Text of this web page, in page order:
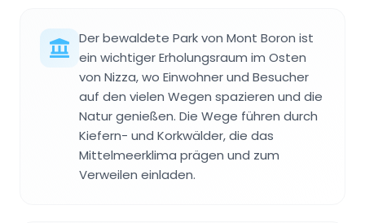
Der bewaldete Park von Mont Boron ist
ein wichtiger Erholungsraum im Osten
von Nizza, wo Einwohner und Besucher
auf den vielen Wegen spazieren und die
Natur genießen. Die Wege führen durch
Kiefern- und Korkwälder, die das
Mittelmeerklima prägen und zum
Verweilen einladen.